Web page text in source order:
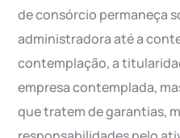
de consórcio permaneça
administradora até a
contemplação, a
empresa contemplada,
que tratem de garantias,